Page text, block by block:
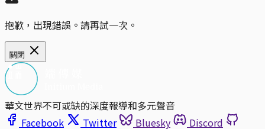
抱歉，出現錯誤。請再試一次。
關閉
華文世界不可或缺的深度報導和多元聲音
Facebook
Twitter Bluesky
Discord